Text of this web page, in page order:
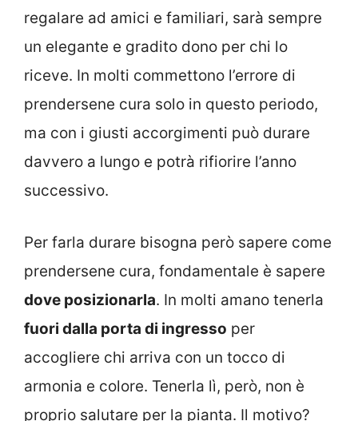
regalare ad amici e familiari, sarà sempre
un elegante e gradito dono per chi lo
riceve. In molti commettono l’errore di
prendersene cura solo in questo periodo,
ma con i giusti accorgimenti può durare
davvero a lungo e potrà rifiorire l’anno
successivo.
Per farla durare bisogna però sapere come
prendersene cura, fondamentale è sapere
dove posizionarla. In molti amano tenerla
fuori dalla porta di ingresso per
accogliere chi arriva con un tocco di
armonia e colore. Tenerla lì, però, non è
proprio salutare per la pianta. Il motivo?